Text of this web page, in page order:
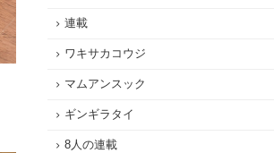
連載
ワキサカコウジ
マムアンスック
ギンギラタイ
8人の連載